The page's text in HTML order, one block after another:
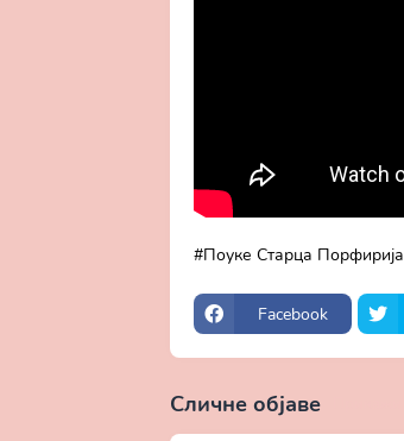
Поуке Старца Порфирија
Facebook
Сличне објаве